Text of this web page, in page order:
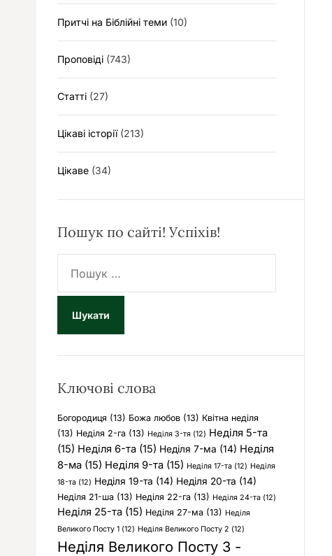
Притчі на Біблійні теми (10)
Проповіді (743)
Статті (27)
Цікаві історії(213)
Цікаве (34)
Пошук по сайті! Успіхів!
ш
к
Ключові слова
Богородиця (13) Божа любов (13) Квітна неділя
(13) Неділя 2-га (13) Неділя 3-тя (12) Неділя 5-та
(15) Неділя 6-та (15) Неділя 7-ма (14) Неділя
8-ма (15) Неділя 9-та (15) Неділя 17-та (12) Неділя
18-та (12) Неділя 19-та (14) Неділя 20-та (14)
Неділя 21-ша (13) Неділя 22-га (13) Неділя 24-та (12)
Неділя 25-та (15) Неділя 27-ма (13) Неділя
Великого Посту 1 (12) Неділя Великого Посту 2 (12)
Неділя Великого Посту 3 -